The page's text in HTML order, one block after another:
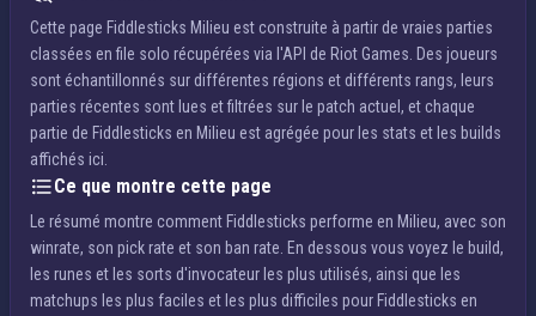
Cette page Fiddlesticks Milieu est construite à partir de vraies parties
classées en file solo récupérées via l'API de Riot Games. Des joueurs
sont échantillonnés sur différentes régions et différents rangs, leurs
parties récentes sont lues et filtrées sur le patch actuel, et chaque
partie de Fiddlesticks en Milieu est agrégée pour les stats et les builds
affichés ici.
Ce que montre cette page
Le résumé montre comment Fiddlesticks performe en Milieu, avec son
winrate, son pick rate et son ban rate. En dessous vous voyez le build,
les runes et les sorts d'invocateur les plus utilisés, ainsi que les
matchups les plus faciles et les plus difficiles pour Fiddlesticks en